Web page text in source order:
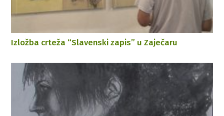
Izložba crteža “Slavenski zapis” u Zaječaru